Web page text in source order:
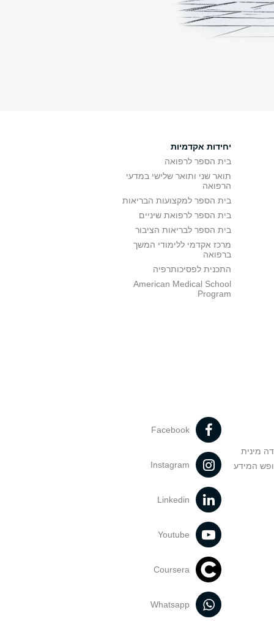
יחידות אקדמיות
בית הספר לרפואה
תואר שני ותואר שלישי במדעי
הרפואה
בית הספר למקצועות הבריאות
בית הספר לרפואת שיניים
בית הספר לבריאות הציבור
מרכז אקדמי ללימודי המשך
ברפואה
התכנית לפסיכותרפיה
American Medical School
Program
מינית
המידע
Facebook
Instagram
Linkedin
Youtube
Coursera
Whatsapp